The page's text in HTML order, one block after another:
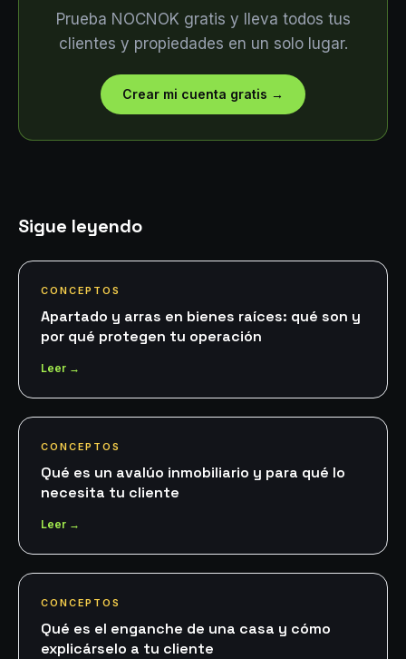
Prueba NOCNOK gratis y lleva todos tus
clientes y propiedades en un solo lugar.
Crear mi cuenta gratis →
Sigue leyendo
CONCEPTOS
Apartado y arras en bienes raíces: qué son y
por qué protegen tu operación
Leer →
CONCEPTOS
Qué es un avalúo inmobiliario y para qué lo
necesita tu cliente
Leer →
CONCEPTOS
Qué es el enganche de una casa y cómo
explicárselo a tu cliente